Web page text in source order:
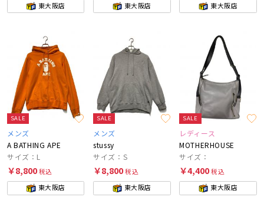
東大阪店
東大阪店
東大阪店
SALE
メンズ
A BATHING APE
サイズ：L
￥8,800税込
東大阪店
SALE
メンズ
stussy
サイズ：S
￥8,800税込
東大阪店
SALE
レディース
MOTHERHOUSE
サイズ：
￥4,400税込
東大阪店